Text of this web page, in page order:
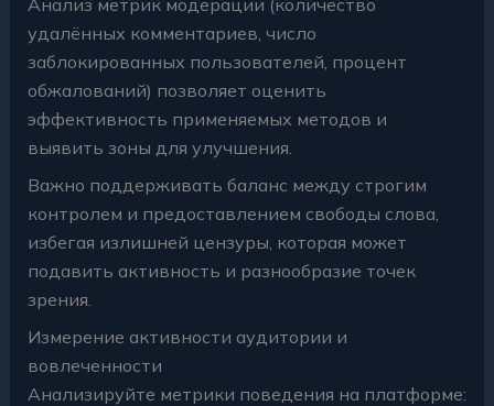
удалённых комментариев, число
заблокированных пользователей, процент
обжалований) позволяет оценить
эффективность применяемых методов и
выявить зоны для улучшения.
Важно поддерживать баланс между строгим
контролем и предоставлением свободы слова,
избегая излишней цензуры, которая может
подавить активность и разнообразие точек
зрения.
Измерение активности аудитории и
вовлеченности
Анализируйте метрики поведения на платформе: